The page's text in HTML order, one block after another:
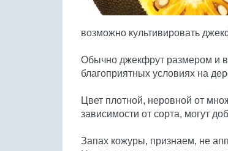
возможно культивировать
Обычно джекфрут размером и
благоприятных условиях на
Цвет плотной, неровной от
зависимости от сорта, могут
Запах кожуры, признаем, не